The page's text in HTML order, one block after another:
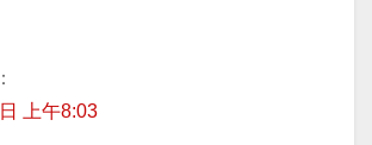
上午8:03